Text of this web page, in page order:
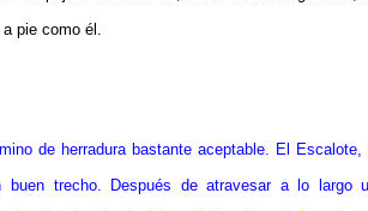
pie como él.
de herradura bastante aceptable. El Escalote,
trecho. Después de atravesar a lo largo